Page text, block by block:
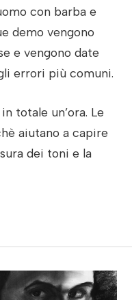
con barba e
demo vengono
e vengono date
errori più comuni.
totale un’ora. Le
aiutano a capire
dei toni e la